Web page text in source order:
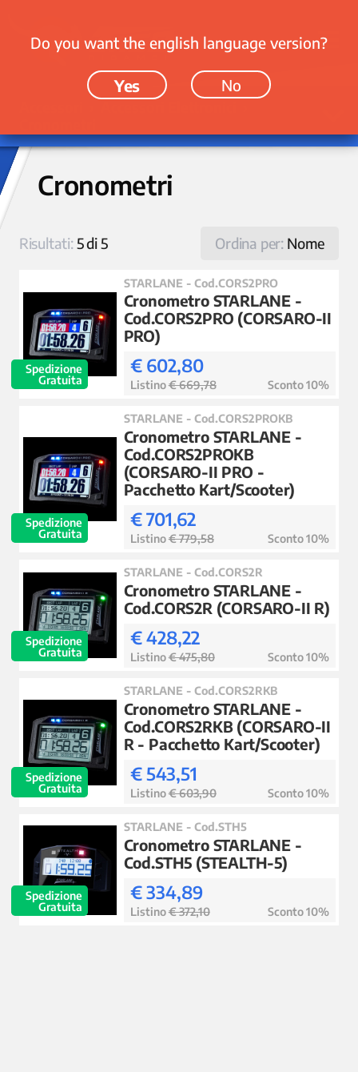
Cronometri
Ordina per: Nome
Risultati:5 di 5
Spedizione
Gratuita
STARLANE - Cod.CORS2PRO
Cronometro STARLANE -
Cod.CORS2PRO (CORSARO-II
PRO)
€ 602,80
Listino€ 669,78 Sconto 10%
Spedizione
Gratuita
STARLANE - Cod.CORS2PROKB
Cronometro STARLANE -
Cod.CORS2PROKB
(CORSARO-II PRO -
Pacchetto Kart/Scooter)
€ 701,62
Listino€ 779,58 Sconto 10%
Spedizione
Gratuita
STARLANE - Cod.CORS2R
Cronometro STARLANE -
Cod.CORS2R (CORSARO-II R)
€ 428,22
Listino€ 475,80 Sconto 10%
Spedizione
Gratuita
STARLANE - Cod.CORS2RKB
Cronometro STARLANE -
Cod.CORS2RKB (CORSARO-II
R - Pacchetto Kart/Scooter)
€ 543,51
Listino€ 603,90 Sconto 10%
Spedizione
Gratuita
STARLANE - Cod.STH5
Cronometro STARLANE -
Cod.STH5 (STEALTH-5)
€ 334,89
Listino€ 372,10 Sconto 10%
Do you want the english language version?
Yes No